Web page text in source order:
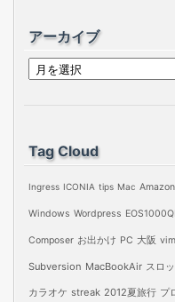
アーカイブ
ア
ブ
Tag Cloud
Ingress ICONIA tips Mac Amazon
Windows Wordpress
Composer お出かけ PC 大阪 vim
Subversion MacBookAir スロ
カラオケ streak 2012夏旅行 プ